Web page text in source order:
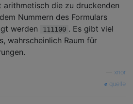
arithmetisch die zu druckenden
Nummern des Formulars
werden
111100 . Es gibt viel
wahrscheinlich Raum für
xnor
quelle